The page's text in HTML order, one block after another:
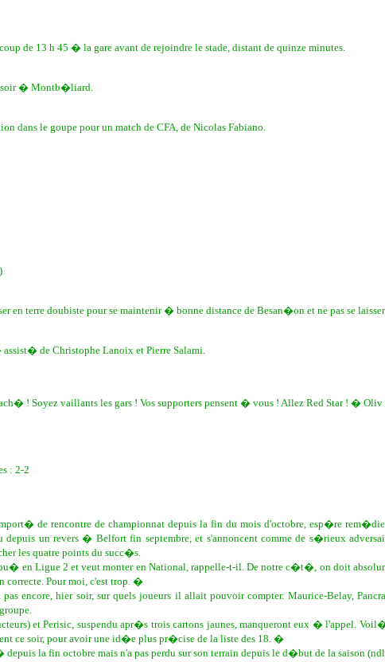
de 13 h 45 � la gare avant de rejoindre le stade, distant de quinze minutes.
soir � Montb�liard.
dans le goupe pour un match de CFA, de Nicolas Fabiano.
terre doubiste pour se maintenir � bonne distance de Besan�on et ne pas se
de Christophe Lanoix et Pierre Salami.
! Soyez vaillants les gars ! Vos supporters pensent � vous ! Allez Red Star ! � Oliv
: 2-2
de rencontre de championnat depuis la fin du mois d'octobre, esp�re
depuis un revers � Belfort fin septembre, et s'annoncent comme de s�rieux
les quatre points du succ�s.
en Ligue 2 et veut monter en National, rappelle-t-il. De notre c�t�, on doit
Pour moi, c'est trop. �
encore, hier soir, sur quels joueurs il allait pouvoir compter. Maurice-Belay,
et Perisic, suspendu apr�s trois cartons jaunes, manqueront eux � l'appel.
ce soir, pour avoir une id�e plus pr�cise de la liste des 18. �
la fin octobre mais n'a pas perdu sur son terrain depuis le d�but de la saison